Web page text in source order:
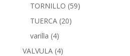
TORNILLO (59)
TUERCA (20)
varilla (4)
VALVULA (4)